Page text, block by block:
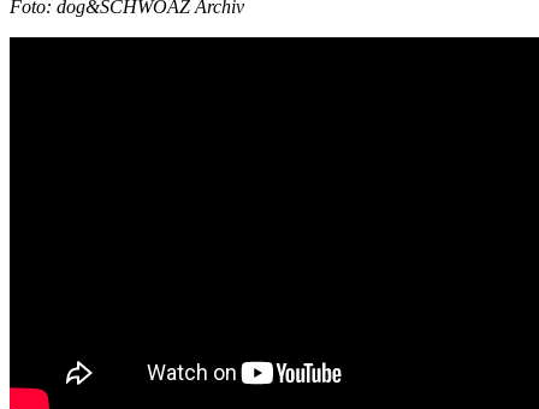
Foto: dog&SCHWOAZ Archiv